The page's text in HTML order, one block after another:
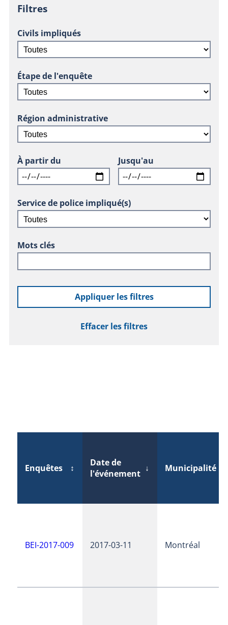
Filtres
Civils impliqués
Étape de l'enquête
Région administrative
À partir du Jusqu'au
Service de police impliqué(s)
Mots clés
Appliquer les filtres
Effacer les filtres
Enquêtes ↕
Date de
l'événement ↓ Municipalité
BEI-2017-009 2017-03-11 Montréal